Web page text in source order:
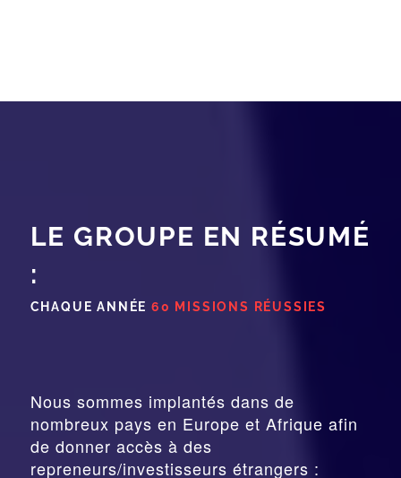
LE GROUPE EN RÉSUMÉ
:
CHAQUE ANNÉE 60 MISSIONS RÉUSSIES
Nous sommes implantés dans de
nombreux pays en Europe et Afrique afin
de donner accès à des
repreneurs/investisseurs étrangers :